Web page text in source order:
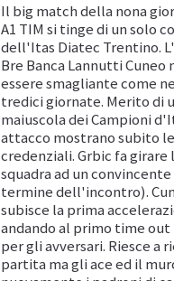
Il big match della nona
A1 TIM si tinge di un solo
dell'Itas Diatec Trentino.
Bre Banca Lannutti Cuneo
essere smagliante come
tredici giornate. Merito di
maiuscola dei Campioni
attacco mostrano subito
credenziali. Grbic fa
squadra ad un convincente
termine dell'incontro).
subisce la prima
andando al primo time
per gli avversari. Riesce a
partita ma gli ace ed il